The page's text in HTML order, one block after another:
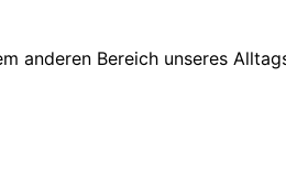
anderen Bereich unseres